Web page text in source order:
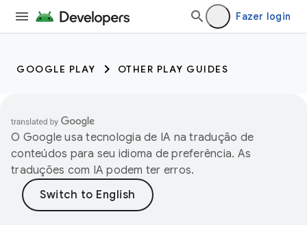
Fazer login
GOOGLE PLAY OTHER PLAY GUIDES
O Google usa tecnologia de IA na tradução de
conteúdos para seu idioma de preferência. As
traduções com IA podem ter erros.